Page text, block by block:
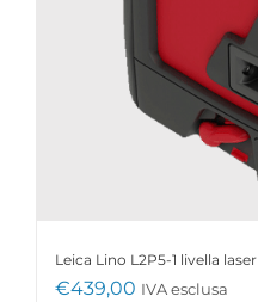
Leica Lino L2P5-1 livella laser
€439,00 IVA esclusa